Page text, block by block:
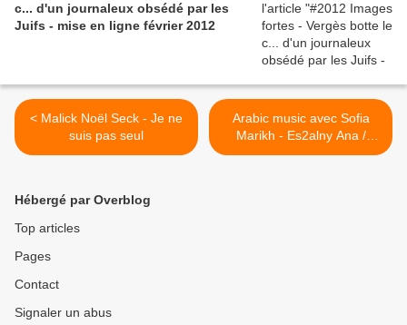
c... d'un journaleux obsédé par les
Juifs - mise en ligne février 2012
< Malick Noël Seck - Je ne
suis pas seul
Arabic music avec Sofia
Marikh - Es2alny Ana /
صوفيا مريخ - إسألنى أنا >
Hébergé par Overblog
Top articles
Pages
Contact
Signaler un abus